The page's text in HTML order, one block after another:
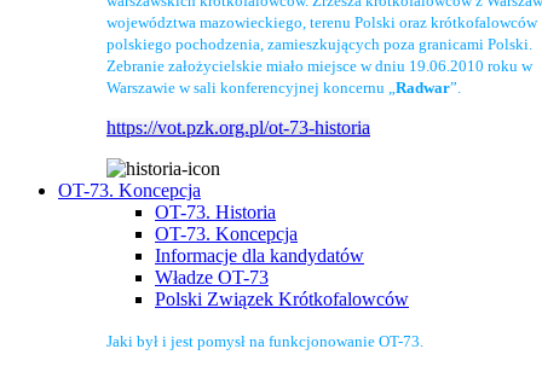
województwa mazowieckiego, terenu Polski oraz krótkofalowców
polskiego pochodzenia, zamieszkujących poza granicami Polski.
Zebranie założycielskie miało miejsce w dniu 19.06.2010 roku w
Warszawie w sali konferencyjnej koncernu „Radwar”.
https://vot.pzk.org.pl/ot-73-historia
OT-73. Koncepcja
OT-73. Historia
OT-73. Koncepcja
Informacje dla kandydatów
Władze OT-73
Polski Związek Krótkofalowców
Jaki był i jest pomysł na funkcjonowanie OT-73.